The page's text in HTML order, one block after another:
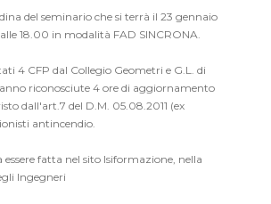
del seminario che si terrà il 23 gennaio
18.00 in modalità FAD SINCRONA.
4 CFP dal Collegio Geometri e G.L. di
riconosciute 4 ore di aggiornamento
dall'art.7 del D.M. 05.08.2011 (ex
antincendio.
essere fatta nel sito Isiformazione, nella
Ingegneri